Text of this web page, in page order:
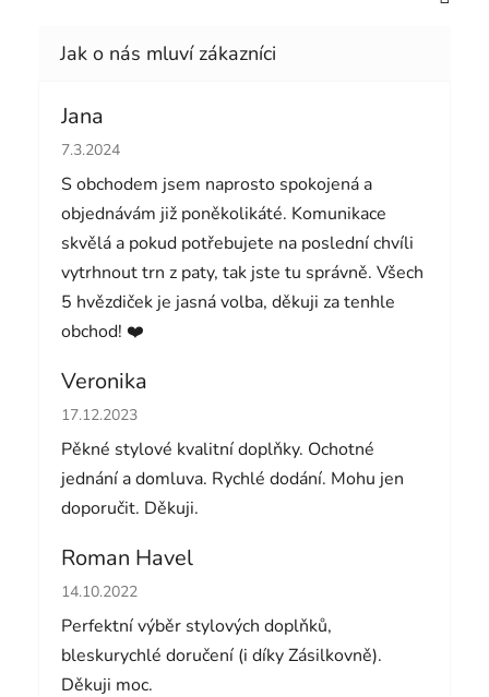
Jana
Hodnocení obchodu je 5 z 5 hvězdiček.
7.3.2024
S obchodem jsem naprosto spokojená a
objednávám již poněkolikáté. Komunikace
skvělá a pokud potřebujete na poslední chvíli
vytrhnout trn z paty, tak jste tu správně. Všech
5 hvězdiček je jasná volba, děkuji za tenhle
obchod! ❤️
Veronika
Hodnocení obchodu je 5 z 5 hvězdiček.
17.12.2023
Pěkné stylové kvalitní doplňky. Ochotné
jednání a domluva. Rychlé dodání. Mohu jen
doporučit. Děkuji.
Roman Havel
Hodnocení obchodu je 5 z 5 hvězdiček.
14.10.2022
Perfektní výběr stylových doplňků,
bleskurychlé doručení (i díky Zásilkovně).
Děkuji moc.